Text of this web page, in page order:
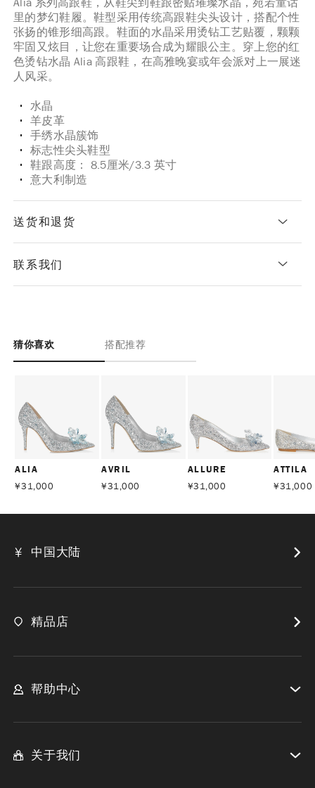
里的梦幻鞋履。鞋型采用传统高跟鞋尖头设计，搭配个性
张扬的锥形细高跟。鞋面的水晶采用烫钻工艺贴覆，颗颗
牢固又炫目，让您在重要场合成为耀眼公主。穿上您的红
色烫钻水晶 Alia 高跟鞋，在高雅晚宴或年会派对上一展迷
人风采。
水晶
羊皮革
手绣水晶簇饰
标志性尖头鞋型
鞋跟高度： 8.5厘米/3.3 英寸
意大利制造
送货和退货
联系我们
猜你喜欢 搭配推荐
ALIA
¥31,000
AVRIL
¥31,000
ALLURE
¥31,000
ATTILA
¥31,000
中国大陆
精品店
帮助中心
关于我们